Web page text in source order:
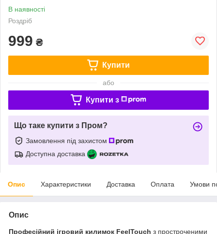
В наявності
Роздріб
999 ₴
Купити
або
Купити з
Що таке купити з Пром?
Замовлення під захистом
Доступна доставка
Опис Характеристики Доставка Оплата Умови
Опис
Професійний ігровий килимок FeelTouch з простроченими